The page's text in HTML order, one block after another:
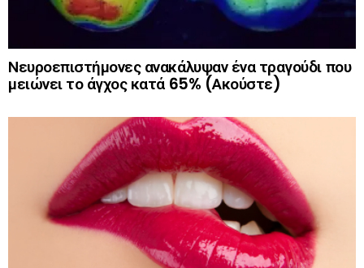
Νευροεπιστήμονες ανακάλυψαν ένα τραγούδι που
μειώνει το άγχος κατά 65% (Ακούστε)